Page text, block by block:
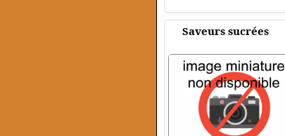
Saveurs sucrées